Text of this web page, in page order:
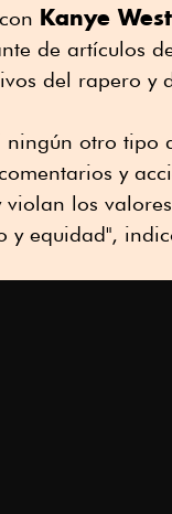
Kanye West
de artículos
del rapero y
otro tipo
y
los
y equidad",